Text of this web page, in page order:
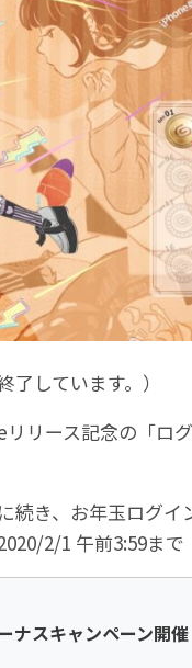
しています。）
リース記念の「ロ
続き、お年玉ログ
2/1 午前3:59まで
ナスキャンペーン開催